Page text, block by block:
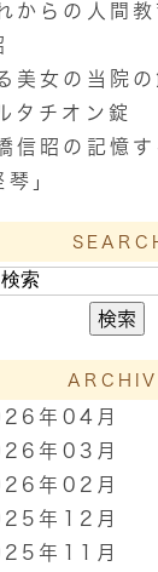
れからの
美女の当院
タチオン錠
信昭の記憶
琴」
年04月
年03月
年02月
年12月
年11月